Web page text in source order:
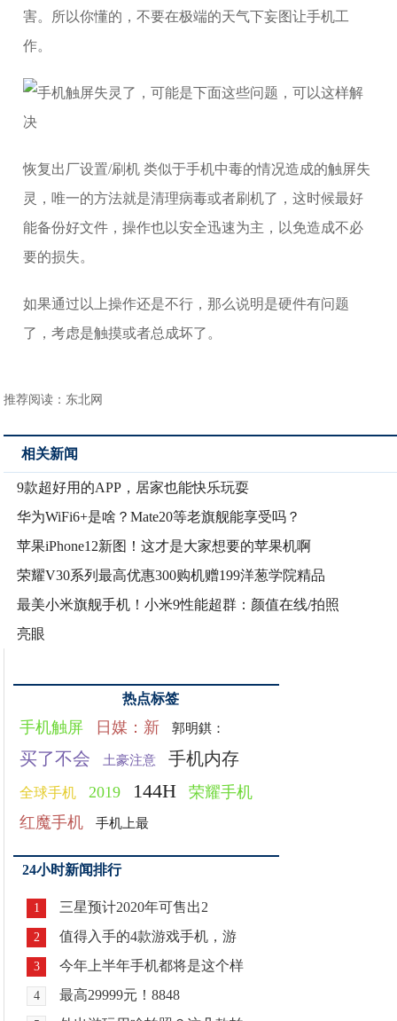
害。所以你懂的，不要在极端的天气下妄图让手机工
作。
恢复出厂设置/刷机 类似于手机中毒的情况造成的触屏失
灵，唯一的方法就是清理病毒或者刷机了，这时候最好
能备份好文件，操作也以安全迅速为主，以免造成不必
要的损失。
如果通过以上操作还是不行，那么说明是硬件有问题
了，考虑是触摸或者总成坏了。
推荐阅读： 东北网
相关新闻
9款超好用的APP，居家也能快乐玩耍
华为WiFi6+是啥？Mate20等老旗舰能享受吗？
苹果iPhone12新图！这才是大家想要的苹果机啊
荣耀V30系列最高优惠300购机赠199洋葱学院精品
最美小米旗舰手机！小米9性能超群：颜值在线/拍照
亮眼
热点标签
手机触屏 日媒：新 郭明錤：
买了不会 土豪注意 手机内存
全球手机 2019 144H
荣耀手机
红魔手机
手机上最
24小时新闻排行
1 三星预计2020年可售出2
2 值得入手的4款游戏手机，游
3 今年上半年手机都将是这个样
4 最高29999元！8848